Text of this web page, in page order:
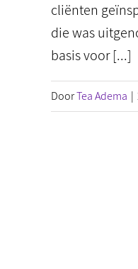
cliënten
die was
basis voor [...]
DoorTea Adema |